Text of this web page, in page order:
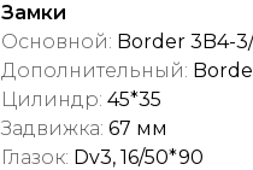
Замки
Основной: Border 3B4-
Дополнительный:
Цилиндр: 45*35
Задвижка: 67 мм
Глазок: Dv3, 16/50*90